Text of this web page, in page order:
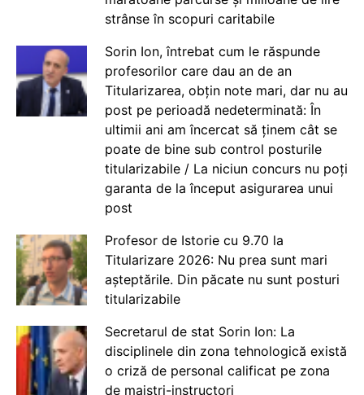
strânse în scopuri caritabile
Sorin Ion, întrebat cum le răspunde
profesorilor care dau an de an
Titularizarea, obțin note mari, dar nu au
post pe perioadă nedeterminată: În
ultimii ani am încercat să ținem cât se
poate de bine sub control posturile
titularizabile / La niciun concurs nu poți
garanta de la început asigurarea unui
post
Profesor de Istorie cu 9.70 la
Titularizare 2026: Nu prea sunt mari
așteptările. Din păcate nu sunt posturi
titularizabile
Secretarul de stat Sorin Ion: La
disciplinele din zona tehnologică există
o criză de personal calificat pe zona
de maiștri-instructori